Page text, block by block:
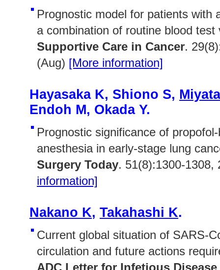
Prognostic model for patients with
a combination of routine blood test
Supportive Care in Cancer.
(Aug) [More information]
Hayasaka K, Shiono S,
Endoh M, Okada Y.
Prognostic significance of
anesthesia in early-stage lung
Surgery Today. 51(8):1300-
information]
Nakano K, Takahashi K.
Current global situation of SARS-
circulation and future actions
ADC Letter for Infetious